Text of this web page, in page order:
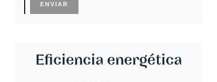
ENVIAR
Eficiencia energética